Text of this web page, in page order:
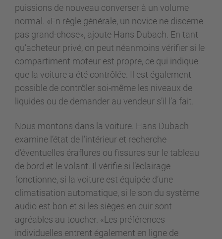
puissions de nouveau converser à un volume
normal. «En règle générale, un novice ne discerne
pas grand-chose», ajoute Hans Dubach. En tant
qu’acheteur privé, on peut néanmoins vérifier si le
compartiment moteur est propre, ce qui indique
que la voiture a été contrôlée. Il est également
possible de contrôler soi-même les niveaux de
liquides ou de demander au vendeur s’il l’a fait.
Nous montons dans la voiture. Hans Dubach
examine l’état de l’intérieur et recherche
d’éventuelles éraflures ou fissures sur le tableau
de bord et le volant. Il vérifie si l’éclairage
fonctionne, si la voiture est équipée d’une
climatisation automatique, si le son du système
audio est bon et si les sièges en cuir sont
agréables au toucher. «Les préférences
individuelles entrent également en ligne de